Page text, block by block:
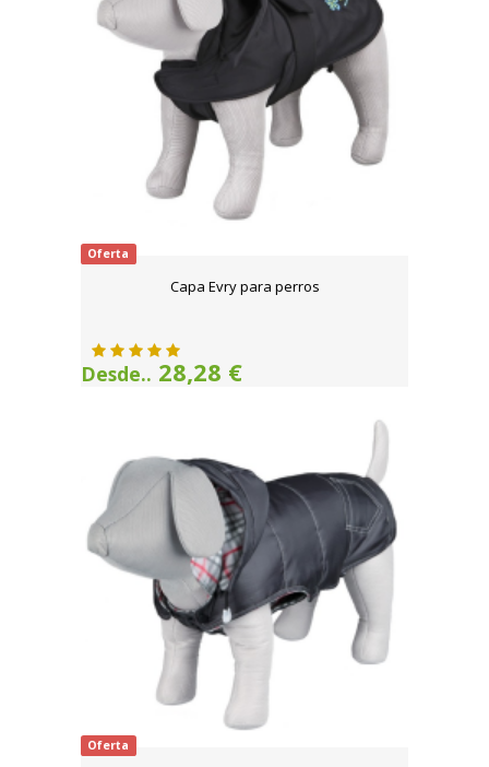
Oferta
Capa Evry para perros
Desde.. 28,28 €
Oferta